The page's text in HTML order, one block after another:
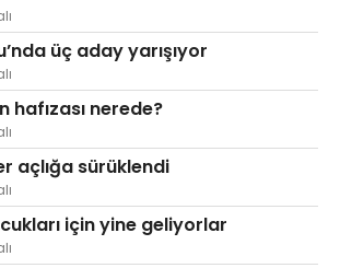
üç aday yarışıyor
hafızası nerede?
açlığa sürüklendi
için yine geliyorlar